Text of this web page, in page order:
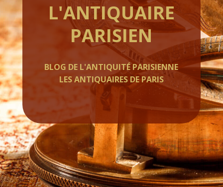
L'ANTIQUAIRE
PARISIEN
BLOG DE L'ANTIQUITÉ PARISIENNE
LES ANTIQUAIRES DE PARIS